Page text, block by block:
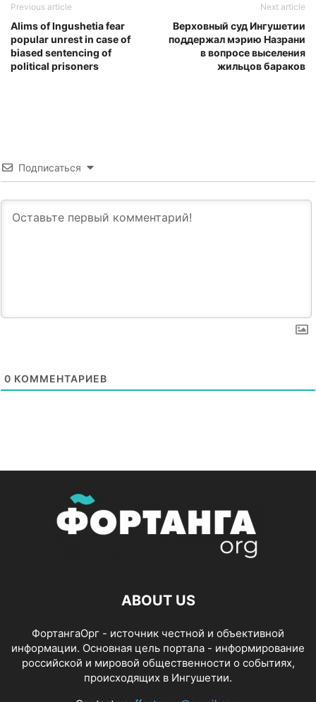
Previous article
Alims of Ingushetia fear
popular unrest in case of
biased sentencing of
political prisoners
Next article
Верховный суд Ингушетии
поддержал мэрию Назрани
в вопросе выселения
жильцов бараков
Подписаться
0 КОММЕНТАРИЕВ
ABOUT US
ФортангаОрг - источник честной и объективной
информации. Основная цель портала - информирование
российской и мировой общественности о событиях,
происходящих в Ингушетии.